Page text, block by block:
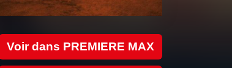
Voir dans PREMIERE MAX